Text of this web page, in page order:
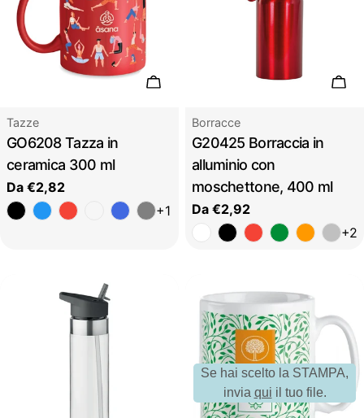
Scegli le opzioni
Tipo:
Tazze
GO6208 Tazza in
ceramica 300 ml
Prezzo
regolare
Da €2,82
+1
Tipo:
Borracce
G20425 Borraccia in
alluminio con
moschettone, 400 ml
Prezzo
regolare
Da €2,92
+2
Se hai scelto la STAMPA,
invia qui il tuo file.